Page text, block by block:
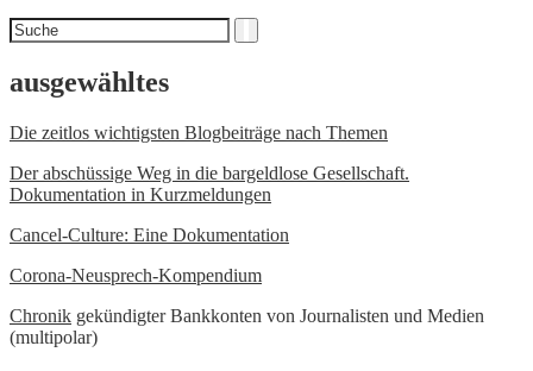
Suchen
nach
ausgewähltes
Die zeitlos wichtigsten Blogbeiträge nach Themen
Der abschüssige Weg in die bargeldlose Gesellschaft.
Dokumentation in Kurzmeldungen
Cancel-Culture: Eine Dokumentation
Corona-Neusprech-Kompendium
Chronik gekündigter Bankkonten von Journalisten und Medien
(multipolar)